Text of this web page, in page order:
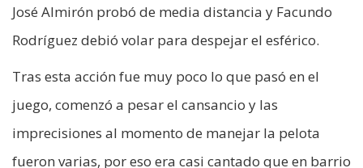
José Almirón probó de media distancia y Facundo
Rodríguez debió volar para despejar el esférico.
Tras esta acción fue muy poco lo que pasó en el
juego, comenzó a pesar el cansancio y las
imprecisiones al momento de manejar la pelota
fueron varias, por eso era casi cantado que en barrio